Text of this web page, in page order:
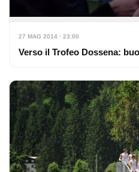
27 MAG 2014 · 23:00
Verso il Trofeo Dossena: